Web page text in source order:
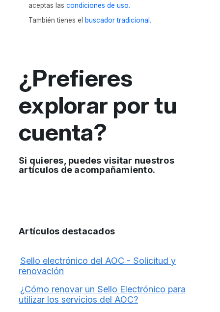
aceptas las condiciones de uso.
También tienes el
buscador tradicional.
¿Prefieres
explorar por tu
cuenta?
Si quieres, puedes visitar nuestros
artículos de acompañamiento.
Artículos destacados
Sello electrónico del AOC - Solicitud y
renovación
¿Cómo renovar un Sello Electrónico para
utilizar los servicios del AOC?